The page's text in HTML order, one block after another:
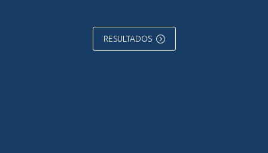
RESULTADOS =